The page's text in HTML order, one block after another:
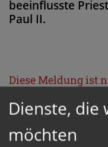
beeinflusste
Paul II.
Diese Meldung ist
Produkt
Dienste, die
möchten